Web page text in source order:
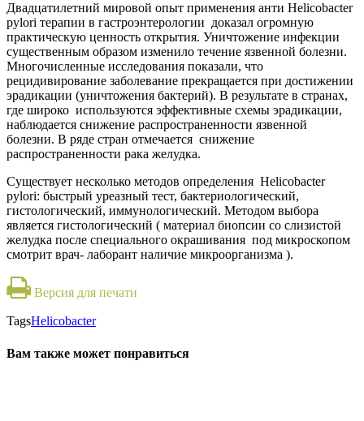
Двадцатилетний мировой опыт применения анти Helicobacter
pylori терапии в гастроэнтерологии доказал огромную
практическую ценность открытия. Уничтожение инфекции
существенным образом изменило течение язвенной болезни.
Многочисленные исследования показали, что
рецидивирование заболевание прекращается при достижении
эрадикации (уничтожения бактерий). В результате в странах,
где широко используются эффективные схемы эрадикации,
наблюдается снижение распространенности язвенной
болезни. В ряде стран отмечается снижение
распространенности рака желудка.
Существует несколько методов определения Helicobacter
pylori: быстрый уреазный тест, бактериологический,
гистологический, иммунологический. Методом выбора
является гистологический ( материал биопсии со слизистой
желудка после специального окрашивания под микроскопом
смотрит врач- лаборант наличие микроорганизма ).
Версия для печати
TagsHelicobacter
Вам также может понравиться